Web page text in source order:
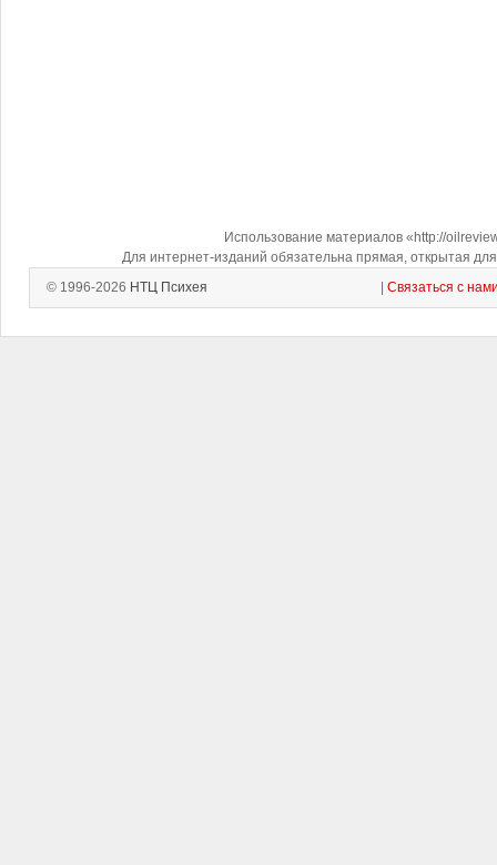
Использование материалов «http://
Для интернет-изданий обязательна прямая, открытая
© 1996-2026 НТЦ Психея Связаться с